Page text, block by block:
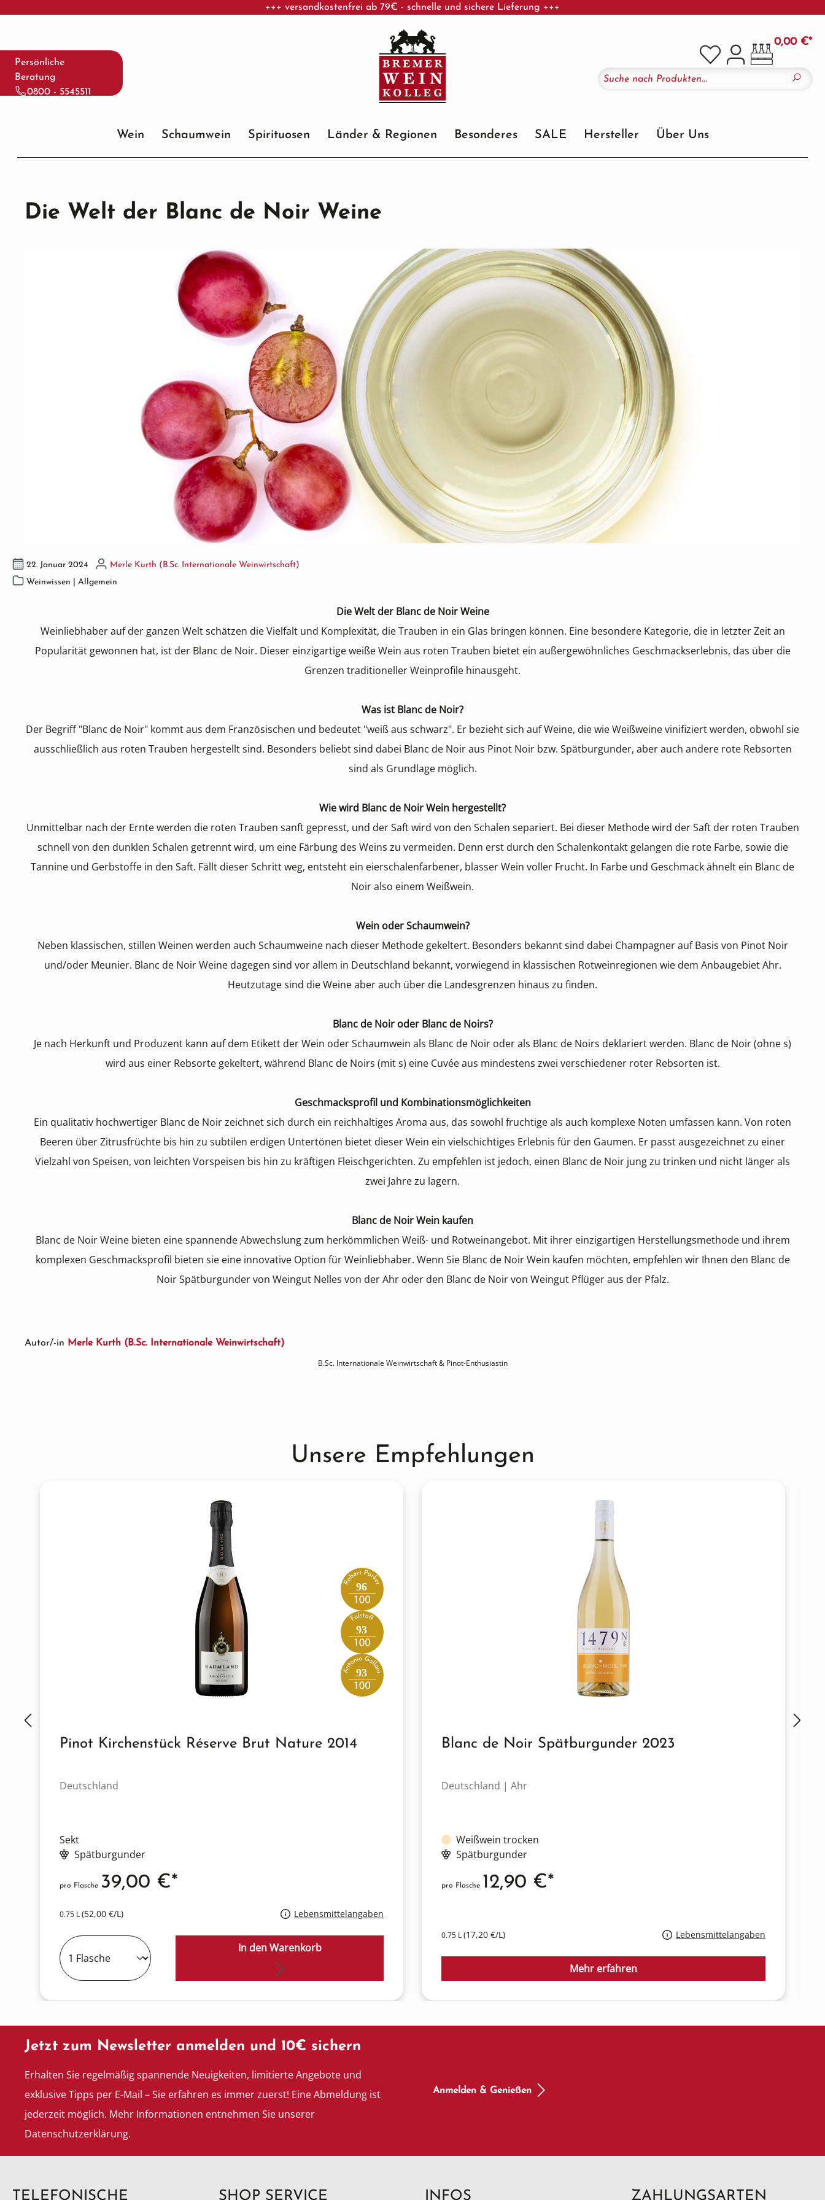
Hauptinhalt springen
Zur Suche springen
Zur Hauptnavigation springen
Persönliche
Beratung
0800 - 5545511
+++ versandkostenfrei ab 79€ - schnelle und sichere Lieferung +++
0,00 €*
Wein Schaumwein Spirituosen Länder & Regionen Besonderes SALE Hersteller Über Uns
Die Welt der Blanc de Noir Weine
22. Januar 2024
Merle Kurth (B.Sc. Internationale Weinwirtschaft)
Weinwissen | Allgemein
Die Welt der Blanc de Noir Weine
Weinliebhaber auf der ganzen Welt schätzen die Vielfalt und Komplexität, die Trauben in ein Glas bringen können. Eine besondere Kategorie, die in letzter Zeit an
Popularität gewonnen hat, ist der Blanc de Noir. Dieser einzigartige weiße Wein aus roten Trauben bietet ein außergewöhnliches Geschmackserlebnis, das über die
Grenzen traditioneller Weinprofile hinausgeht.
Was ist Blanc de Noir?
Der Begriff "Blanc de Noir" kommt aus dem Französischen und bedeutet "weiß aus schwarz". Er bezieht sich auf Weine, die wie Weißweine vinifiziert werden, obwohl sie
ausschließlich aus roten Trauben hergestellt sind. Besonders beliebt sind dabei Blanc de Noir aus Pinot Noir bzw. Spätburgunder, aber auch andere rote Rebsorten
sind als Grundlage möglich.
Wie wird Blanc de Noir Wein hergestellt?
Unmittelbar nach der Ernte werden die roten Trauben sanft gepresst, und der Saft wird von den Schalen separiert. Bei dieser Methode wird der Saft der roten Trauben
schnell von den dunklen Schalen getrennt wird, um eine Färbung des Weins zu vermeiden. Denn erst durch den Schalenkontakt gelangen die rote Farbe, sowie die
Tannine und Gerbstoffe in den Saft. Fällt dieser Schritt weg, entsteht ein eierschalenfarbener, blasser Wein voller Frucht. In Farbe und Geschmack ähnelt ein Blanc de
Noir also einem Weißwein.
Wein oder Schaumwein?
Neben klassischen, stillen Weinen werden auch Schaumweine nach dieser Methode gekeltert. Besonders bekannt sind dabei Champagner auf Basis von Pinot Noir
und/oder Meunier. Blanc de Noir Weine dagegen sind vor allem in Deutschland bekannt, vorwiegend in klassischen Rotweinregionen wie dem Anbaugebiet Ahr.
Heutzutage sind die Weine aber auch über die Landesgrenzen hinaus zu finden.
Blanc de Noir oder Blanc de Noirs?
Je nach Herkunft und Produzent kann auf dem Etikett der Wein oder Schaumwein als Blanc de Noir oder als Blanc de Noirs deklariert werden. Blanc de Noir (ohne s)
wird aus einer Rebsorte gekeltert, während Blanc de Noirs (mit s) eine Cuvée aus mindestens zwei verschiedener roter Rebsorten ist.
Geschmacksprofil und Kombinationsmöglichkeiten
Ein qualitativ hochwertiger Blanc de Noir zeichnet sich durch ein reichhaltiges Aroma aus, das sowohl fruchtige als auch komplexe Noten umfassen kann. Von roten
Beeren über Zitrusfrüchte bis hin zu subtilen erdigen Untertönen bietet dieser Wein ein vielschichtiges Erlebnis für den Gaumen. Er passt ausgezeichnet zu einer
Vielzahl von Speisen, von leichten Vorspeisen bis hin zu kräftigen Fleischgerichten. Zu empfehlen ist jedoch, einen Blanc de Noir jung zu trinken und nicht länger als
zwei Jahre zu lagern.
Blanc de Noir Wein kaufen
Blanc de Noir Weine bieten eine spannende Abwechslung zum herkömmlichen Weiß- und Rotweinangebot. Mit ihrer einzigartigen Herstellungsmethode und ihrem
komplexen Geschmacksprofil bieten sie eine innovative Option für Weinliebhaber. Wenn Sie Blanc de Noir Wein kaufen möchten, empfehlen wir Ihnen den Blanc de
Noir Spätburgunder von Weingut Nelles von der Ahr oder den Blanc de Noir von Weingut Pflüger aus der Pfalz.
Autor/-in Merle Kurth (B.Sc. Internationale Weinwirtschaft)
B.Sc. Internationale Weinwirtschaft & Pinot-Enthusiastin
Unsere Empfehlungen
96
93
93
Pinot Kirchenstück Réserve Brut Nature 2014
Deutschland
Sekt
Spätburgunder
0.75 L(52,00 €/L) Lebensmittelangaben
pro Flasche 39,00 €*
In den Warenkorb
Blanc de Noir Spätburgunder 2023
Deutschland | Ahr
Weißwein trocken
Spätburgunder
0.75 L(17,20 €/L) Lebensmittelangaben
pro Flasche 12,90 €*
Mehr erfahren
Jetzt zum Newsletter anmelden und 10€ sichern
Erhalten Sie regelmäßig spannende Neuigkeiten, limitierte Angebote und
exklusive Tipps per E-Mail – Sie erfahren es immer zuerst! Eine Abmeldung ist
jederzeit möglich. Mehr Informationen entnehmen Sie unserer
Datenschutzerklärung.
Anmelden & Genießen
TELEFONISCHE SHOP SERVICE INFOS ZAHLUNGSARTEN